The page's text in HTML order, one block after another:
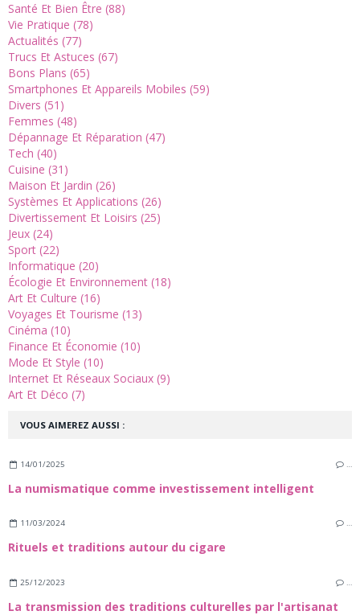
VOUS AIMEREZ AUSSI :
14/01/2025 …
La numismatique comme investissement intelligent
11/03/2024 …
Rituels et traditions autour du cigare
25/12/2023 …
La transmission des traditions culturelles par l'artisanat
Santé Et Bien Être (88)
Vie Pratique (78)
Actualités (77)
Trucs Et Astuces (67)
Bons Plans (65)
Smartphones Et Appareils Mobiles (59)
Divers (51)
Femmes (48)
Dépannage Et Réparation (47)
Tech (40)
Cuisine (31)
Maison Et Jardin (26)
Systèmes Et Applications (26)
Divertissement Et Loisirs (25)
Jeux (24)
Sport (22)
Informatique (20)
Écologie Et Environnement (18)
Art Et Culture (16)
Voyages Et Tourisme (13)
Cinéma (10)
Finance Et Économie (10)
Mode Et Style (10)
Internet Et Réseaux Sociaux (9)
Art Et Déco (7)